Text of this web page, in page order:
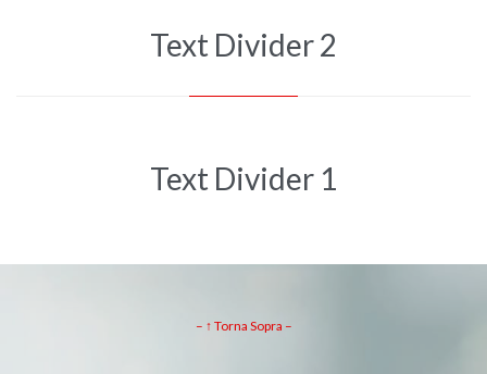
Text Divider 2
Text Divider 1
– ↑ Torna Sopra –